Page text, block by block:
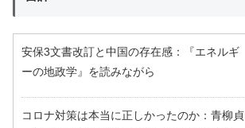
安保3文書改訂と中国の存在感：『エネルギ
ーの地政学』を読みながら
コロナ対策は本当に正しかったのか：青柳貞